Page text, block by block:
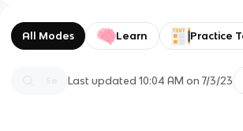
All Modes Learn Practice
Last updated10:04 AM on 7/3/23